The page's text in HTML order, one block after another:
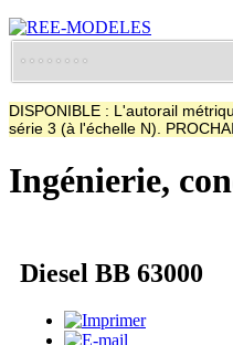
DISPONIBLE : L'autorail
série 3 (à l'échelle N).
Ingénierie,
Diesel BB 63000